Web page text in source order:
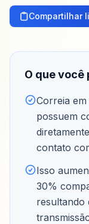
Compartilhar
O que você
Correia
possuem
contato
Isso
30%
resultando